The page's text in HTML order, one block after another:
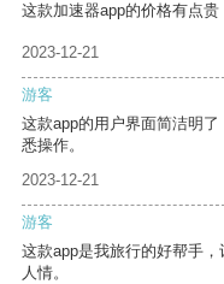
这款加速器app的价格有点贵
2023-12-21
游客
这款app的用户界面简洁明
悉操作。
2023-12-21
游客
这款app是我旅行的好帮手
人情。